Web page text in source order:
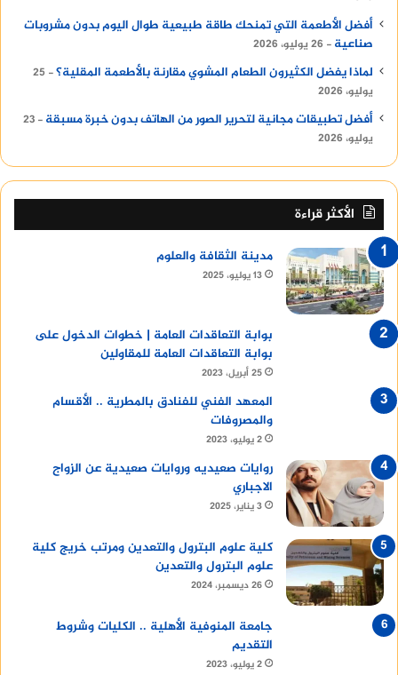
أفضل الأطعمة التي تمنحك طاقة طبيعية طوال اليوم بدون مشروبات
صناعية
26 يوليو، 2026
لماذا يفضل الكثيرون الطعام المشوي مقارنة بالأطعمة المقلية؟
25
يوليو، 2026
أفضل تطبيقات مجانية لتحرير الصور من الهاتف بدون خبرة مسبقة
23
يوليو، 2026
الأكثر قراءة
مدينة الثقافة والعلوم
13 يوليو، 2025
بوابة التعاقدات العامة | خطوات الدخول على
بوابة التعاقدات العامة للمقاولين
25 أبريل، 2023
المعهد الفني للفنادق بالمطرية .. الأقسام
والمصروفات
2 يوليو، 2023
روايات صعيديه وروايات صعيدية عن الزواج
الاجباري
3 يناير، 2025
كلية علوم البترول والتعدين ومرتب خريج كلية
علوم البترول والتعدين
26 ديسمبر، 2024
جامعة المنوفية الأهلية .. الكليات وشروط
التقديم
2 يوليو، 2023